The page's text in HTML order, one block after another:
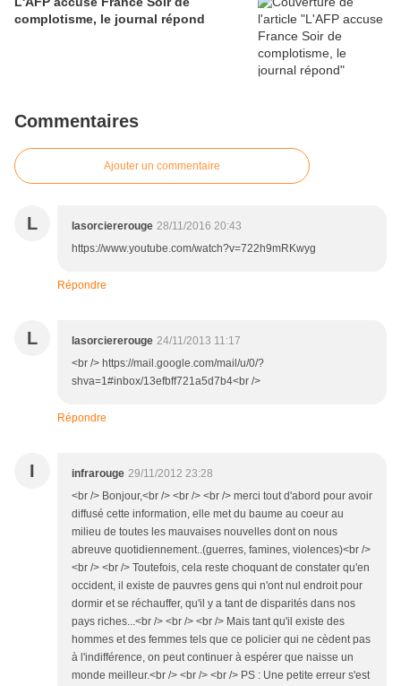
complotisme, le journal répond
Commentaires
Ajouter un commentaire
L lasorciererouge 28/11/2016 20:43
https://www.youtube.com/watch?v=722h9mRKwyg
Répondre
L lasorciererouge 24/11/2013 11:17
<br /> https://mail.google.com/mail/u/0/?
shva=1#inbox/13efbff721a5d7b4<br />
Répondre
I infrarouge 29/11/2012 23:28
<br /> Bonjour,<br /> <br /> <br /> merci tout d'abord pour avoir
diffusé cette information, elle met du baume au coeur au
milieu de toutes les mauvaises nouvelles dont on nous
abreuve quotidiennement..(guerres, famines, violences)<br />
<br /> <br /> Toutefois, cela reste choquant de constater qu'en
occident, il existe de pauvres gens qui n'ont nul endroit pour
dormir et se réchauffer, qu'il y a tant de disparités dans nos
pays riches...<br /> <br /> <br /> Mais tant qu'il existe des
hommes et des femmes tels que ce policier qui ne cèdent pas
à l'indifférence, on peut continuer à espérer que naisse un
monde meilleur.<br /> <br /> <br /> PS : Une petite erreur s'est